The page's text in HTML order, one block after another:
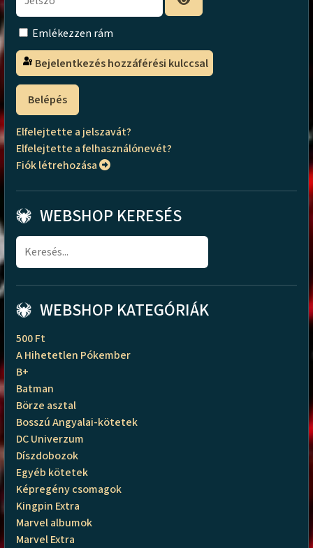
Emlékezzen rám
Bejelentkezés hozzáférési kulccsal
Belépés
Elfelejtette a jelszavát?
Elfelejtette a felhasználónevét?
Fiók létrehozása
WEBSHOP KERESÉS
WEBSHOP KATEGÓRIÁK
500 Ft
A Hihetetlen Pókember
B+
Batman
Börze asztal
Bosszú Angyalai-kötetek
DC Univerzum
Díszdobozok
Egyéb kötetek
Képregény csomagok
Kingpin Extra
Marvel albumok
Marvel Extra